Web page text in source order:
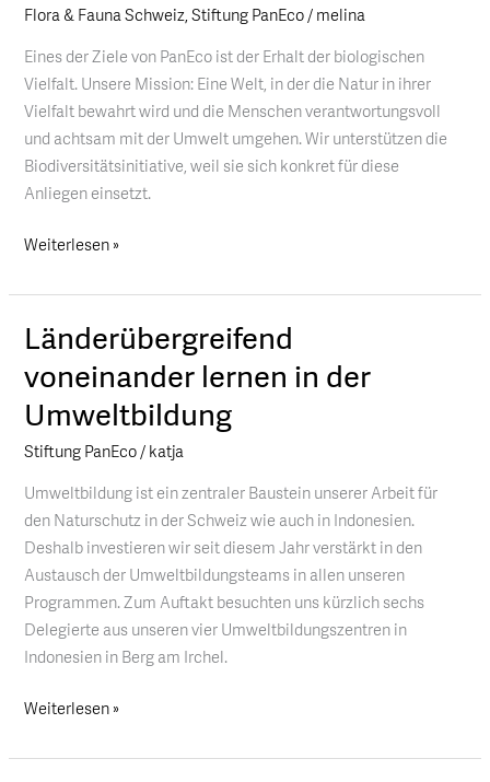
Flora & Fauna Schweiz,Stiftung PanEco/ melina
Eines der Ziele von PanEco ist der Erhalt der biologischen
Vielfalt. Unsere Mission: Eine Welt, in der die Natur in ihrer
Vielfalt bewahrt wird und die Menschen verantwortungsvoll
und achtsam mit der Umwelt umgehen. Wir unterstützen die
Biodiversitätsinitiative, weil sie sich konkret für diese
Anliegen einsetzt.
22.
Weiterlesen »
Länderübergreifend
voneinander lernen in der
Umweltbildung
Stiftung PanEco/ katja
Umweltbildung ist ein zentraler Baustein unserer Arbeit für
den Naturschutz in der Schweiz wie auch in Indonesien.
Deshalb investieren wir seit diesem Jahr verstärkt in den
Austausch der Umweltbildungsteams in allen unseren
Programmen. Zum Auftakt besuchten uns kürzlich sechs
Delegierte aus unseren vier Umweltbildungszentren in
Indonesien in Berg am Irchel.
Länderübergreifend
lernen
in
der
Weiterlesen »